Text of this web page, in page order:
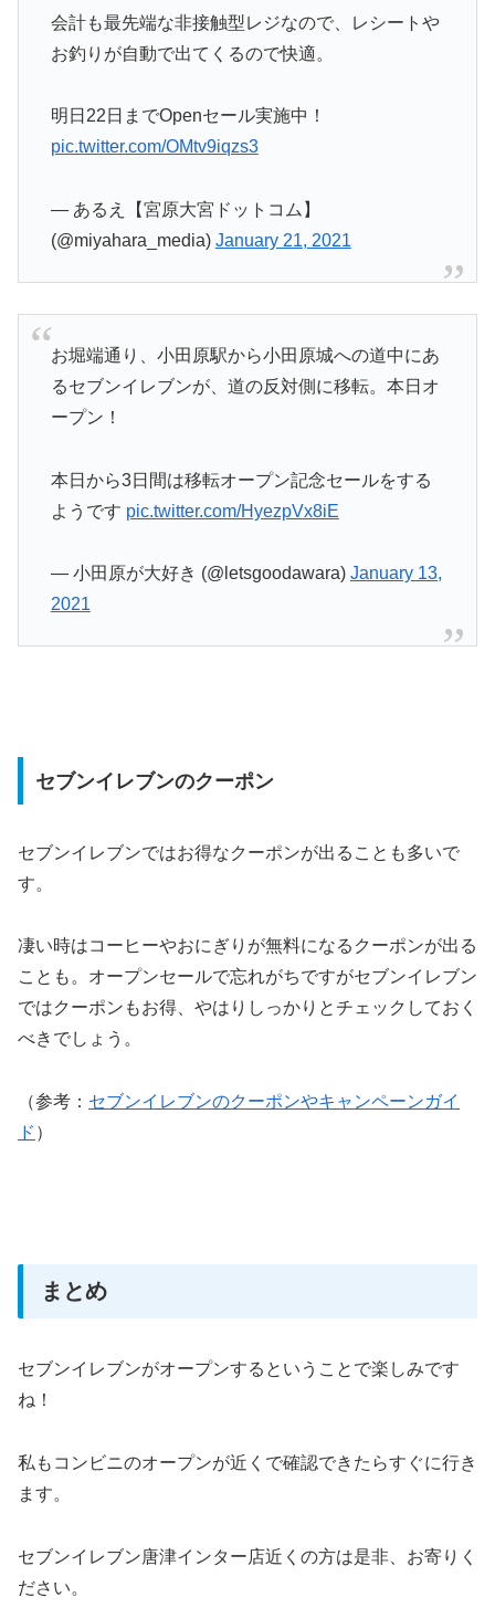
会計も最先端な非接触型レジなので、レシートや
お釣りが自動で出てくるので快適。
明日22日までOpenセール実施中！
pic.twitter.com/OMtv9iqzs3
— あるえ【宮原大宮ドットコム】
(@miyahara_media) January 21, 2021
お堀端通り、小田原駅から小田原城への道中にあ
るセブンイレブンが、道の反対側に移転。本日オ
ープン！
本日から3日間は移転オープン記念セールをする
ようです pic.twitter.com/HyezpVx8iE
— 小田原が大好き (@letsgoodawara) January 13,
2021
セブンイレブンのクーポン
セブンイレブンではお得なクーポンが出ることも多いで
す。
凄い時はコーヒーやおにぎりが無料になるクーポンが出る
ことも。オープンセールで忘れがちですがセブンイレブン
ではクーポンもお得、やはりしっかりとチェックしておく
べきでしょう。
（参考： セブンイレブンのクーポンやキャンペーンガイ
ド ）
まとめ
セブンイレブンがオープンするということで楽しみです
ね！
私もコンビニのオープンが近くで確認できたらすぐに行き
ます。
セブンイレブン唐津インター店近くの方は是非、お寄りく
ださい。